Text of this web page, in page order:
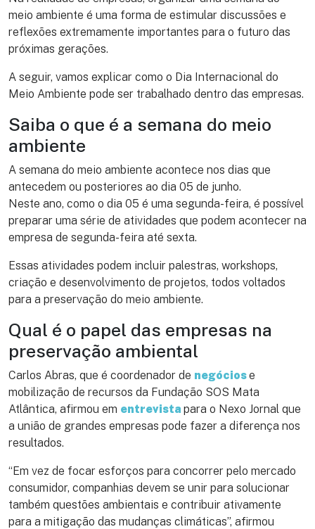
meio ambiente é uma forma de estimular discussões e
reflexões extremamente importantes para o futuro das
próximas gerações.
A seguir, vamos explicar como o Dia Internacional do
Meio Ambiente pode ser trabalhado dentro das empresas.
Saiba o que é a semana do meio
ambiente
A semana do meio ambiente acontece nos dias que
antecedem ou posteriores ao dia 05 de junho.
Neste ano, como o dia 05 é uma segunda-feira, é possível
preparar uma série de atividades que podem acontecer na
empresa de segunda-feira até sexta.
Essas atividades podem incluir palestras, workshops,
criação e desenvolvimento de projetos, todos voltados
para a preservação do meio ambiente.
Qual é o papel das empresas na
preservação ambiental
Carlos Abras, que é coordenador de negóciose
mobilização de recursos da Fundação SOS Mata
Atlântica, afirmou em entrevista para o Nexo Jornal que
a união de grandes empresas pode fazer a diferença nos
resultados.
“Em vez de focar esforços para concorrer pelo mercado
consumidor, companhias devem se unir para solucionar
também questões ambientais e contribuir ativamente
para a mitigação das mudanças climáticas”, afirmou